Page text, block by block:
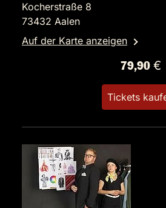
Kocherstraße 8
73432 Aalen
Auf der Karte anzeigen
79,90 €
Tickets